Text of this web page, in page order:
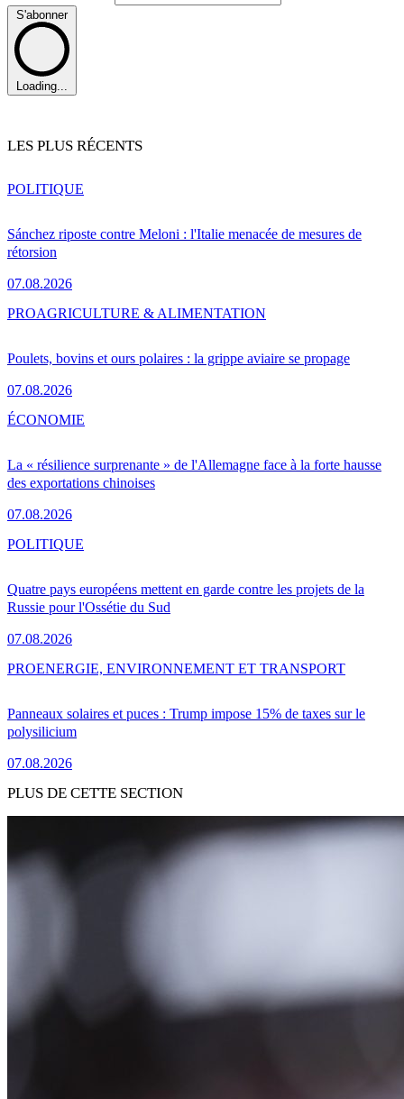
S'abonner
Loading...
LES PLUS RÉCENTS
Sánchez riposte contre Meloni : l'Italie menacée de mesures de
rétorsion
07.08.2026
POLITIQUE
Poulets, bovins et ours polaires : la grippe aviaire se propage
07.08.2026
PROAGRICULTURE & ALIMENTATION
La « résilience surprenante » de l'Allemagne face à la forte hausse
des exportations chinoises
07.08.2026
ÉCONOMIE
Quatre pays européens mettent en garde contre les projets de la
Russie pour l'Ossétie du Sud
07.08.2026
POLITIQUE
Panneaux solaires et puces : Trump impose 15% de taxes sur le
polysilicium
07.08.2026
PROENERGIE, ENVIRONNEMENT ET TRANSPORT
PLUS DE CETTE SECTION